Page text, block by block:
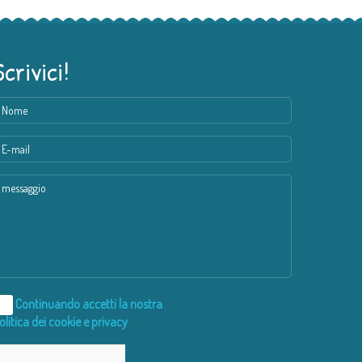
Continuando accetti la nostra
dei cookie e privacy